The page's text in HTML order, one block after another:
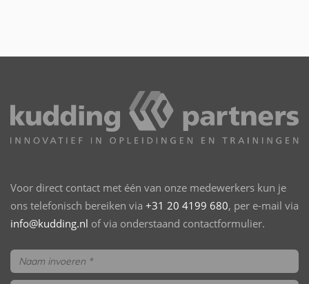
Voor direct contact met één van onze medewerkers kun je
ons telefonisch bereiken via +31 20 4199 680, per e-mail via
info@kudding.nl of via onderstaand contactformulier.